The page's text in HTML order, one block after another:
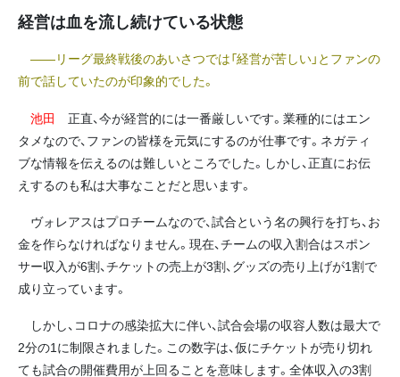
経営は血を流し続けている状態
――リーグ最終戦後のあいさつでは「経営が苦しい」とファンの
前で話していたのが印象的でした。
池田 正直、今が経営的には一番厳しいです。業種的にはエン
タメなので、ファンの皆様を元気にするのが仕事です。ネガティ
ブな情報を伝えるのは難しいところでした。しかし、正直にお伝
えするのも私は大事なことだと思います。
ヴォレアスはプロチームなので、試合という名の興行を打ち、お
金を作らなければなりません。現在、チームの収入割合はスポン
サー収入が6割、チケットの売上が3割、グッズの売り上げが1割で
成り立っています。
しかし、コロナの感染拡大に伴い、試合会場の収容人数は最大で
2分の1に制限されました。この数字は、仮にチケットが売り切れ
ても試合の開催費用が上回ることを意味します。全体収入の3割